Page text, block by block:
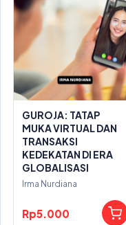
GUROJA: TATAP
MUKA VIRTUAL DAN
TRANSAKSI
KEDEKATAN DI ERA
GLOBALISASI
Irma Nurdiana
Rp5.000